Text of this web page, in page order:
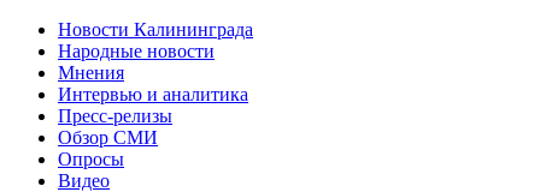
Новости Калининграда
Народные новости
Мнения
Интервью и аналитика
Пресс-релизы
Обзор СМИ
Опросы
Видео